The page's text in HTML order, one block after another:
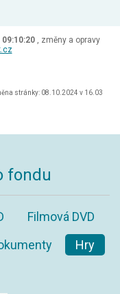
, změny a opravy
stránky: 08.10.2024 v 16.03
fondu
Filmová DVD
Hry